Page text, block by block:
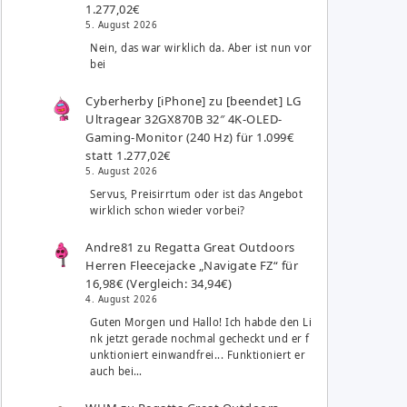
1.277,02€
5. August 2026
Nein, das war wirklich da. Aber ist nun vor
bei
Cyberherby [iPhone] zu [beendet] LG
Ultragear 32GX870B 32″ 4K-OLED-
Gaming-Monitor (240 Hz) für 1.099€
statt 1.277,02€
5. August 2026
Servus, Preisirrtum oder ist das Angebot
wirklich schon wieder vorbei?
Andre81 zu Regatta Great Outdoors
Herren Fleecejacke „Navigate FZ“ für
16,98€ (Vergleich: 34,94€)
4. August 2026
Guten Morgen und Hallo! Ich habde den Li
nk jetzt gerade nochmal gecheckt und er f
unktioniert einwandfrei... Funktioniert er
auch bei…